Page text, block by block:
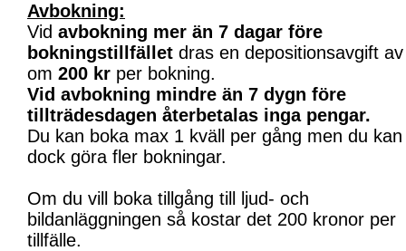
Avbokning:
Vid avbokning mer än 7 dagar före
bokningstillfället dras en depositionsavgift av
om 200 kr per bokning.
Vid avbokning mindre än 7 dygn före
tillträdesdagen återbetalas inga pengar.
Du kan boka max 1 kväll per gång men du kan
dock göra fler bokningar.
Om du vill boka tillgång till ljud- och
bildanläggningen så kostar det 200 kronor per
tillfälle.